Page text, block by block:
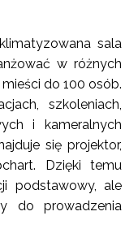
sala
w różnych
do 100 osób.
szkoleniach,
i kameralnych
się projektor,
Dzięki temu
podstawowy, ale
do prowadzenia